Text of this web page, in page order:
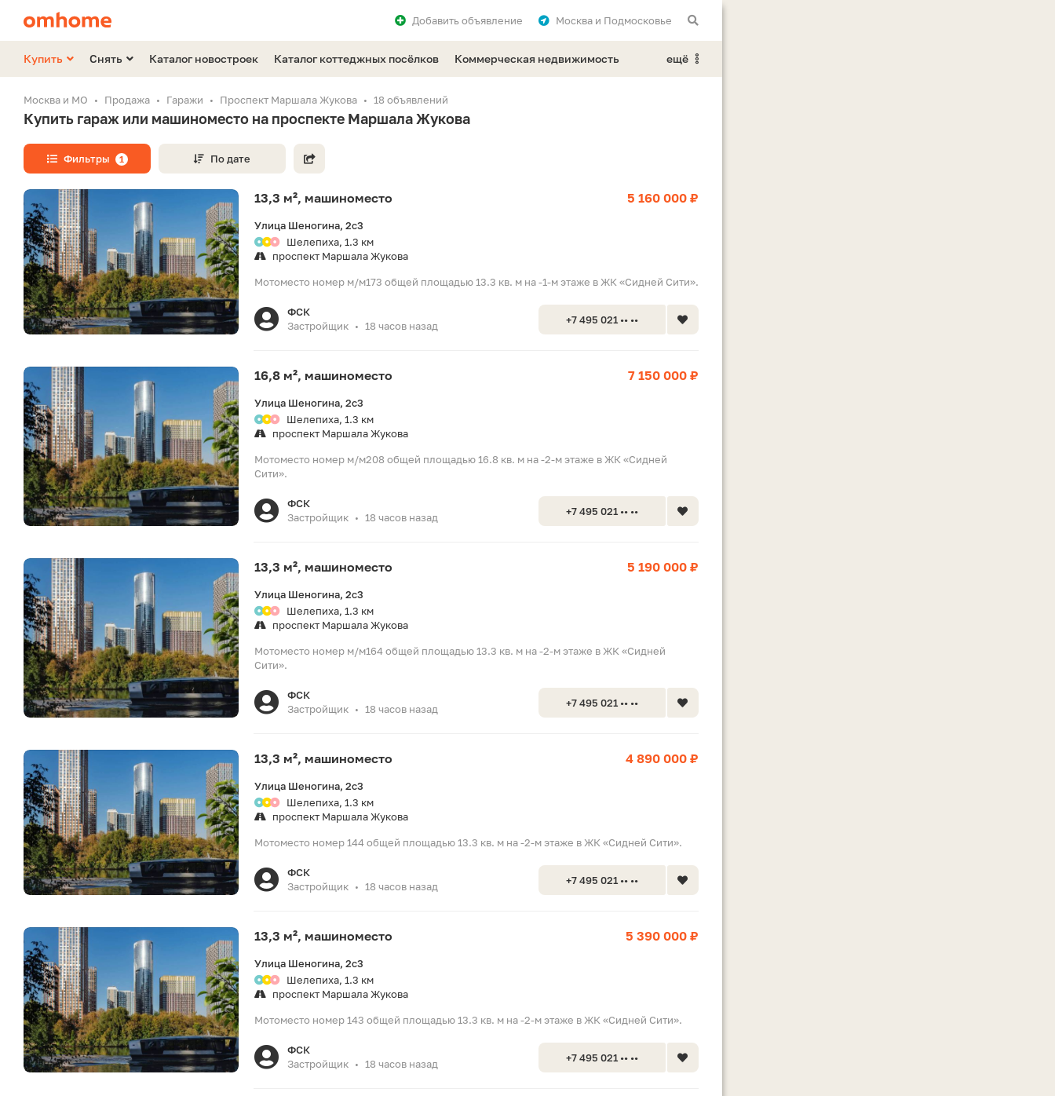
Москва и Подмосковье
Добавитьобъявление
Купить Снять Каталог новостроек Каталог коттеджных посёлков Коммерческая недвижимость ещё
Москва и МО Продажа Гаражи Проспект Маршала Жукова 18 объявлений
Купить гараж или машиноместо на проспекте Маршала Жукова
Фильтры 1 По дате
13,3 м², машиноместо 5 160 000 ₽
Улица Шеногина, 2с3
Шелепиха, 1.3 км
проспект Маршала Жукова
Мотоместо номер м/м173 общей площадью 13.3 кв. м на -1-м этаже в ЖК «Сидней Сити».
ФСК
Застройщик • 18 часов назад +7 495 021 •• ••
16,8 м², машиноместо 7 150 000 ₽
Улица Шеногина, 2с3
Шелепиха, 1.3 км
проспект Маршала Жукова
Мотоместо номер м/м208 общей площадью 16.8 кв. м на -2-м этаже в ЖК «Сидней
Сити».
ФСК
Застройщик • 18 часов назад +7 495 021 •• ••
13,3 м², машиноместо 5 190 000 ₽
Улица Шеногина, 2с3
Шелепиха, 1.3 км
проспект Маршала Жукова
Мотоместо номер м/м164 общей площадью 13.3 кв. м на -2-м этаже в ЖК «Сидней
Сити».
ФСК
Застройщик • 18 часов назад +7 495 021 •• ••
13,3 м², машиноместо 4 890 000 ₽
Улица Шеногина, 2с3
Шелепиха, 1.3 км
проспект Маршала Жукова
Мотоместо номер 144 общей площадью 13.3 кв. м на -2-м этаже в ЖК «Сидней Сити».
ФСК
Застройщик • 18 часов назад +7 495 021 •• ••
13,3 м², машиноместо 5 390 000 ₽
Улица Шеногина, 2с3
Шелепиха, 1.3 км
проспект Маршала Жукова
Мотоместо номер 143 общей площадью 13.3 кв. м на -2-м этаже в ЖК «Сидней Сити».
ФСК
Застройщик • 18 часов назад +7 495 021 •• ••